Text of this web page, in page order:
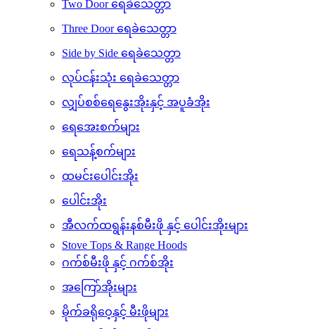
မီးဖိုချောင်သုံး လျှပ်စစ်ပစ္စည်းများ
One Door ရေခဲသေတ္တာ
Two Door ရေခဲသေတ္တာ
Three Door ရေခဲသေတ္တာ
Side by Side ရေခဲသေတ္တာ
လုပ်ငန်းသုံး ရေခဲသေတ္တာ
လျှပ်စစ်ရေနွေးအိုးနှင့် အပူခံအိုး
ရေအေးစက်များ
ရေသန့်စက်များ
ထမင်းပေါင်းအိုး
ပေါင်းအိုး
အီလက်ထရွန်းနစ်မီးဖို နှင့် ပေါင်းအိုးများ
Stove Tops & Range Hoods
ဂက်စ်မီးဖို နှင့် ဂက်စ်အိုး